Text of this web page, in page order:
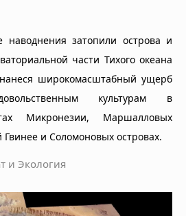
затопили острова и
части Тихого океана
широкомасштабный ущерб
культурам в
Микронезии, Маршалловых
и Соломоновых островах.
и Экология